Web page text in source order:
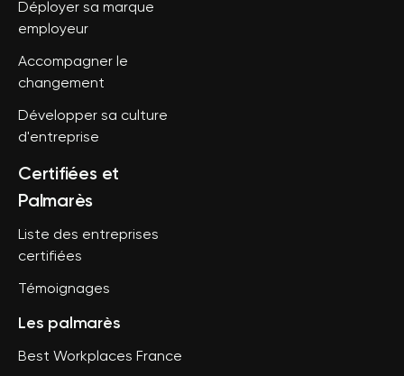
Déployer sa marque
employeur
Accompagner le
changement
Développer sa culture
d'entreprise
Certifiées et
Palmarès
Liste des entreprises
certifiées
Témoignages
Les palmarès
Best Workplaces France